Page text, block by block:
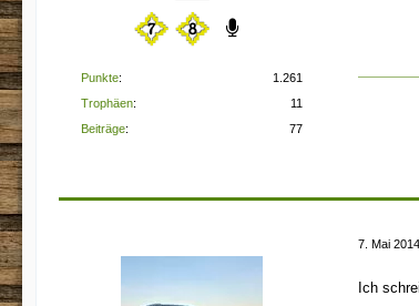
Punkte
1.261
Trophäen
11
Beiträge
77
7. Mai 2014
Ich